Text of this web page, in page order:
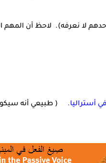
لا نعرفه). لاحظ أن المهم
أستراليا.
( طبيعي أنه سيكون